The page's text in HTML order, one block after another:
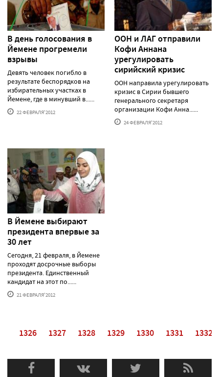
В день голосования в
Йемене прогремели
взрывы
Девять человек погибло в
результате беспорядков на
избирательных участках в
Йемене, где в минувший в......
22 ФЕВРАЛЯ'2012
ООН и ЛАГ отправили
Кофи Аннана
урегулировать
сирийский кризис
ООН направила урегулировать
кризис в Сирии бывшего
генерального секретаря
организации Кофи Анна......
24 ФЕВРАЛЯ'2012
В Йемене выбирают
президента впервые за
30 лет
Сегодня, 21 февраля, в Йемене
проходят досрочные выборы
президента. Единственный
кандидат на этот по......
21 ФЕВРАЛЯ'2012
1326 1327 1328 1329 1330 1331 1332